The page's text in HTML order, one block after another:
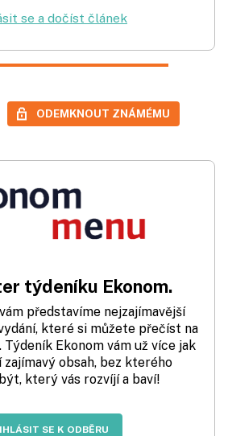
se a dočíst článek
ODEMKNOUT ZNÁMÉMU
týdeníku Ekonom.
představíme nejzajímavější
které si můžete přečíst na
Týdeník Ekonom vám už více jak
obsah, bez kterého
který vás rozvíjí a baví!
SE K ODBĚRU